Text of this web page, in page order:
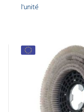
spécifiquement
l'unité